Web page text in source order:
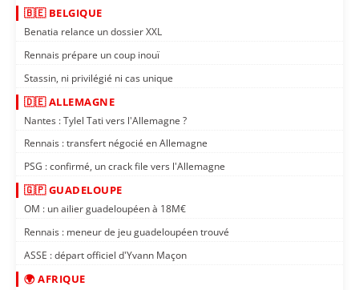
🇧🇪 BELGIQUE
Benatia relance un dossier XXL
Rennais prépare un coup inouï
Stassin, ni privilégié ni cas unique
🇩🇪 ALLEMAGNE
Nantes : Tylel Tati vers l'Allemagne ?
Rennais : transfert négocié en Allemagne
PSG : confirmé, un crack file vers l'Allemagne
🇬🇵 GUADELOUPE
OM : un ailier guadeloupéen à 18M€
Rennais : meneur de jeu guadeloupéen trouvé
ASSE : départ officiel d'Yvann Maçon
🌍 AFRIQUE